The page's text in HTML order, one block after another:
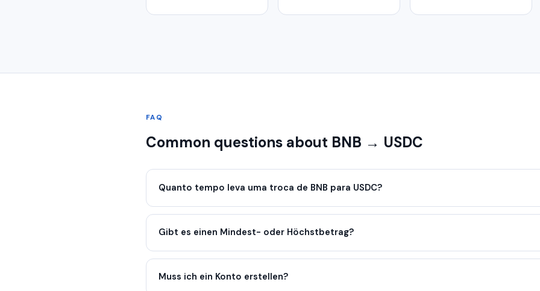
FAQ
Common questions about BNB → USDC
Quanto tempo leva uma troca de BNB para USDC?
Gibt es einen Mindest- oder Höchstbetrag?
Muss ich ein Konto erstellen?